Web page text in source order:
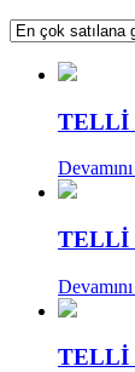
TELLİ
TELLİ
TELLİ